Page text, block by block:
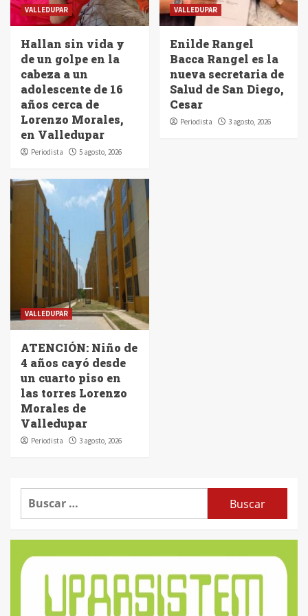
VALLEDUPAR
Hallan sin vida y
de un golpe en la
cabeza a un
adolescente de 16
años cerca de
Lorenzo Morales,
en Valledupar
Periodista 5 agosto, 2026
VALLEDUPAR
Enilde Rangel
Bacca Rangel es la
nueva secretaria de
Salud de San Diego,
Cesar
Periodista 3 agosto, 2026
VALLEDUPAR
ATENCIÓN: Niño de
4 años cayó desde
un cuarto piso en
las torres Lorenzo
Morales de
Valledupar
Periodista 3 agosto, 2026
Buscar: